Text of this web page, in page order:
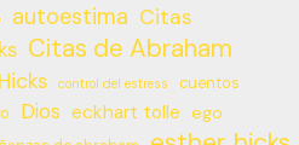
autoestima Citas
Citas de Abraham
control del estress cuentos
Dios eckhart tolle ego